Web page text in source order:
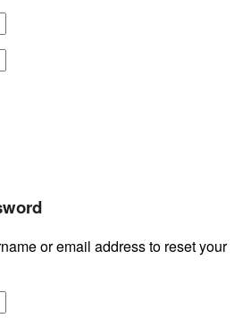
or email address to reset your